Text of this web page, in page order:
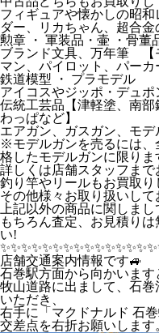
フィギュアや懐かしの昭
ダー、リカちゃん、超合金
勲章 ・ 軍装品・壷 ・骨董
ブランド文具、万年筆 【
マン、パイロット、パーカ
鉄道模型 ・ プラモデル
アイコスやジッポ・デュ
伝統工芸品【津軽塗、南
わっぱなど】
エアガン、ガスガン、モデ
※モデルガンを売るには、
格したモデルガンに限りま
詳しくは店舗スタッフまで
釣り竿やリールもお買取
その他様々お取り扱いして
上記以外の商品に関しま
もちろん査定、お見積り
い!
店舗交通案内情報です🚙
石巻駅方面から向かいます
牧山道路に出まして、石
いただき、
右手に「マクドナルド 石
交差点を右折お願いします